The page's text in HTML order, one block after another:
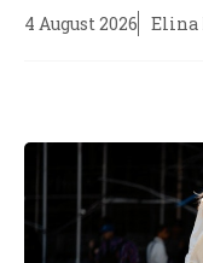
4 August 2026
Elina